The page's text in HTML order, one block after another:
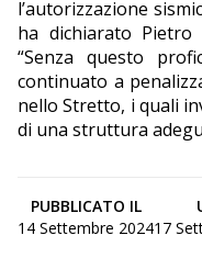
l’autorizzazione
ha dichiarato Pietro
“Senza questo
continuato a
nello Stretto, i quali
di una struttura
PUBBLICATO IL
14 Settembre 202417